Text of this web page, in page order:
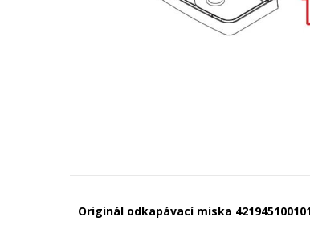
Originál odkapávací miska